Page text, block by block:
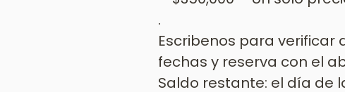
.
Escribenos para verificar
fechas y reserva con el
Saldo restante: el día de